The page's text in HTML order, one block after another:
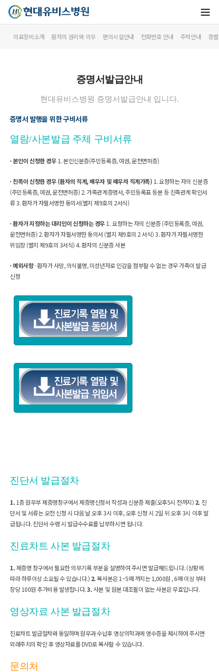
의료장비소개 환자의 권리와 의무 편의시설안내 전화번호 안내 주차안내 층
증명서발급안내
현대유비스병원 증명서발급안내 입니다.
증명서 발행을 위한 구비서류
열람/사본발급 주체 구비서류
· 본인이 신청한 경우 1. 본인신분증(주민등록증, 여권, 운전면허증)
· 친족이 신청한 경우 (환자의 직계, 배우자 및 배우자 직계가족) 1. 요청하는 자의 신분증
(주민등록증, 여권, 운전면허증) 2. 가족관계증명서, 주민등록표 등본 등 친족관계 확인서
류 3. 환자가 자필서명한 동의서(별지 제9호의 2서식)
· 환자가 지정하는 대리인이 신청하는 경우 1. 요청하는 자의 신분증 (주민등록증, 여권,
운전면허증) 2. 환자가 자필서명한 동의서 (별지 제9호의 2 서식) 3. 환자가 자필서명한
위임장 (별지 제9호의 3서식) 4. 환자의 신분증 사본
· 예외사항 · 환자가 사망, 의식불명, 미성년자로 인감을 첨부할 수 없는 경우 가족이 발급
신청
진단서 발급절차
1. 1층 원무부 제증명창구에서 제증명신청서 작성과 신분증 제출(오후5시 전까지) 2. 진
단서 및 서류는 오전 신청 시 다음 날 오후 3시 이후, 오후 신청 시 2일 뒤 오후 3시 이후 발
급됩니다. 진단서 수령 시 발급수수료를 납부하시면 됩니다.
진료차트 사본 발급절차
1. 제증명 창구에서 필요한 의무기록 부분을 설명하여 주시면 발급해드립니다. (상황에
따라 하루이상 소요될 수 있습니다.) 2. 복사본은 1~5매 까지는 1,000원 , 6매 이상 부터
장당 100원 추가비용 발생합니다. 3. 사본 및 원본 대조필이 없는 사본은 무효입니다.
영상자료 사본 발급절차
진료차트 발급절차와 동일하며 원무과 수납후 영상의학과에 영수증을 제시하여 주시면
외래주치의 확인 후 영상자료를 DVD로 복사할 수 있습니다.
문의처
유비스AI